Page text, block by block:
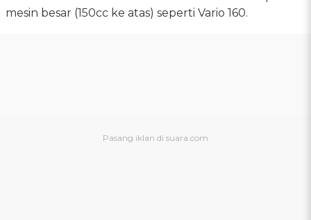
mesin besar (150cc ke atas) seperti Vario 160.